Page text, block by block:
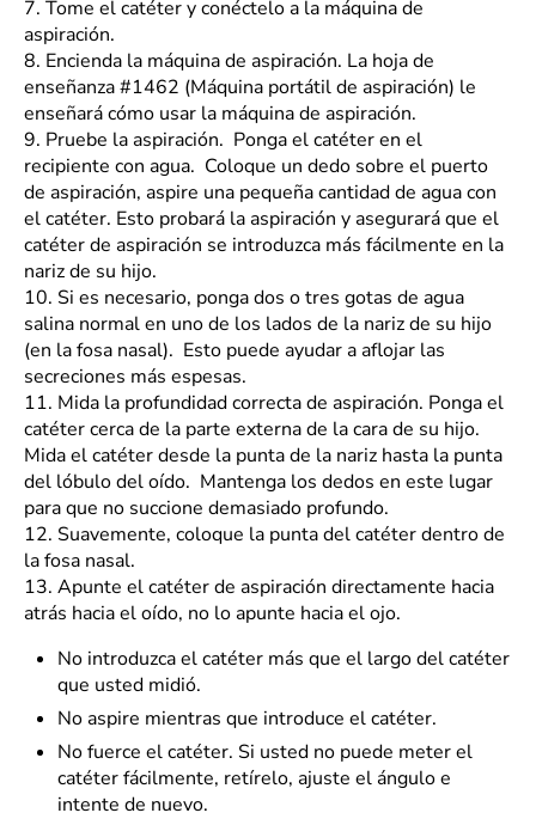
7. Tome el catéter y conéctelo a la máquina de
aspiración.
8. Encienda la máquina de aspiración. La hoja de
enseñanza #1462 (Máquina portátil de aspiración) le
enseñará cómo usar la máquina de aspiración.
9. Pruebe la aspiración. Ponga el catéter en el
recipiente con agua. Coloque un dedo sobre el puerto
de aspiración, aspire una pequeña cantidad de agua con
el catéter. Esto probará la aspiración y asegurará que el
catéter de aspiración se introduzca más fácilmente en la
nariz de su hijo.
10. Si es necesario, ponga dos o tres gotas de agua
salina normal en uno de los lados de la nariz de su hijo
(en la fosa nasal). Esto puede ayudar a aflojar las
secreciones más espesas.
11. Mida la profundidad correcta de aspiración. Ponga el
catéter cerca de la parte externa de la cara de su hijo.
Mida el catéter desde la punta de la nariz hasta la punta
del lóbulo del oído. Mantenga los dedos en este lugar
para que no succione demasiado profundo.
12. Suavemente, coloque la punta del catéter dentro de
la fosa nasal.
13. Apunte el catéter de aspiración directamente hacia
atrás hacia el oído, no lo apunte hacia el ojo.
No introduzca el catéter más que el largo del catéter
que usted midió.
No aspire mientras que introduce el catéter.
No fuerce el catéter. Si usted no puede meter el
catéter fácilmente, retírelo, ajuste el ángulo e
intente de nuevo.